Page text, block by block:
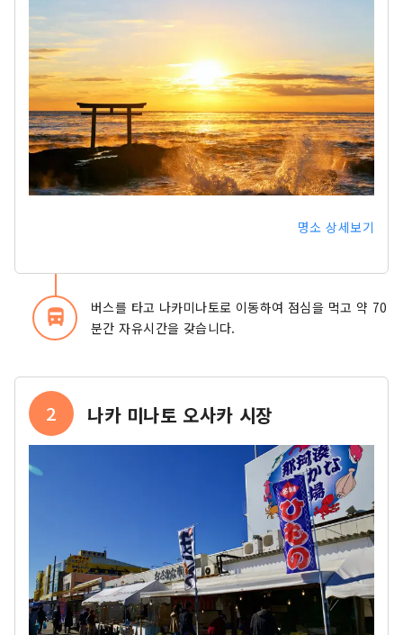
명소 상세보기
directions_bus_filled
버스를 타고 나카미나토로 이동하여 점심을 먹고 약 70
분간 자유시간을 갖습니다.
2 나카 미나토 오사카 시장